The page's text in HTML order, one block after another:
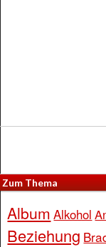
Zum Thema
Album Alkohol
Beziehung